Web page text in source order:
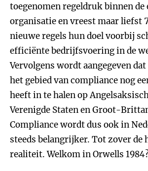
toegenomen regeldruk binnen de
organisatie en vreest maar liefst
nieuwe regels hun doel voorbij
efficiënte bedrijfsvoering in de
Vervolgens wordt aangegeven
het gebied van compliance nog
heeft in te halen op
Verenigde Staten en Groot-
Compliance wordt dus ook in
steeds belangrijker. Tot zover de
realiteit. Welkom in Orwells